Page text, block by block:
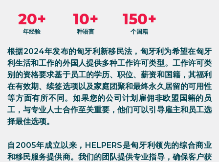
20+
年经验
10+
种语言
150+
个国籍
根据2024年发布的匈牙利新移民法，匈牙利为希望在匈牙
利生活和工作的外国人提供多种工作许可类型。工作许可类
别的资格要求基于员工的学历、职位、薪资和国籍，其福利
在有效期、续签选项以及家庭团聚和最终永久居留的可用性
等方面有所不同。如果您的公司计划雇佣非欧盟国籍的员
工，与专业人士合作至关重要，他们可以引导雇主和员工选
择最佳选项。
自2005年成立以来，HELPERS是匈牙利领先的综合商业
和移民服务提供商。我们的团队提供专业指导，确保客户获